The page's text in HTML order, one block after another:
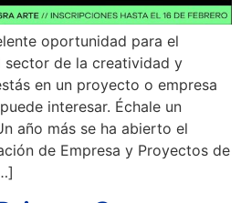
oportunidad para el
de la creatividad y
en un proyecto o empresa
interesar. Échale un
año más se ha abierto el
de Empresa y Proyectos de